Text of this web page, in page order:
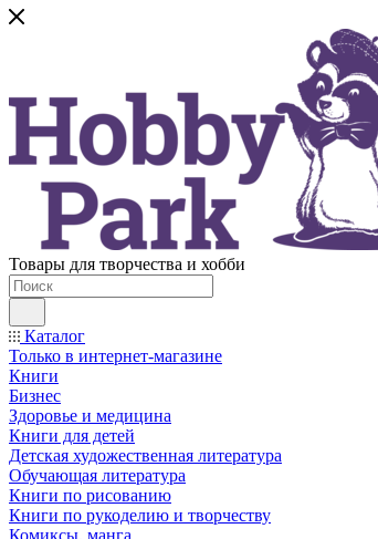
Товары для творчества и хобби
Каталог
Только в интернет-магазине
Книги
Бизнес
Здоровье и медицина
Книги для детей
Детская художественная литература
Обучающая литература
Книги по рисованию
Книги по рукоделию и творчеству
Комиксы, манга